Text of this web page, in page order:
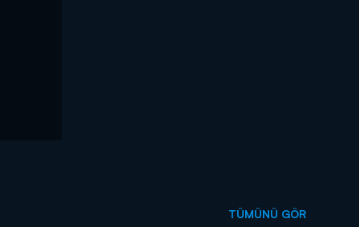
TÜMÜNÜ GÖR